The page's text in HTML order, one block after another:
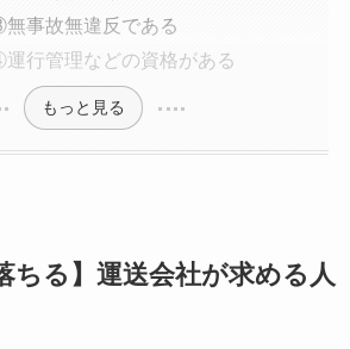
事故無違反である
行管理などの資格がある
もっと見る
ちる】運送会社が求める人